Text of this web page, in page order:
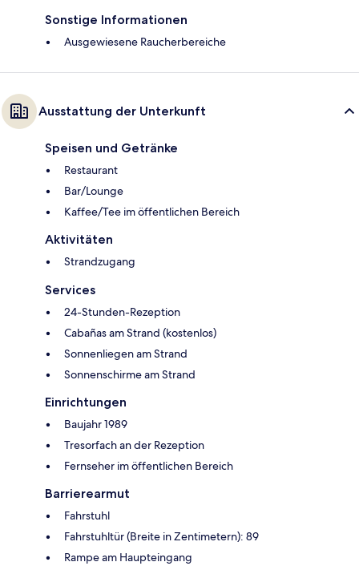
Sonstige Informationen
Ausgewiesene Raucherbereiche
Ausstattung der Unterkunft
Speisen und Getränke
Restaurant
Bar/Lounge
Kaffee/Tee im öffentlichen Bereich
Aktivitäten
Strandzugang
Services
24-Stunden-Rezeption
Cabañas am Strand (kostenlos)
Sonnenliegen am Strand
Sonnenschirme am Strand
Einrichtungen
Baujahr 1989
Tresorfach an der Rezeption
Fernseher im öffentlichen Bereich
Barrierearmut
Fahrstuhl
Fahrstuhltür (Breite in Zentimetern): 89
Rampe am Haupteingang